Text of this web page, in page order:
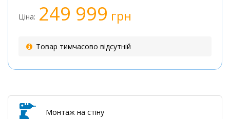
Ціна: 249 999 грн
Товар тимчасово відсутній
Монтаж на стіну